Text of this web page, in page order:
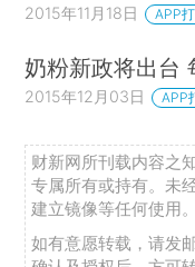
2015年11月18日 APP
奶粉新政将出台
2015年12月03日 APP
财新网所刊载内容之
专属所有或持有。未
建立镜像等任何使用。
如有意愿转载，请发